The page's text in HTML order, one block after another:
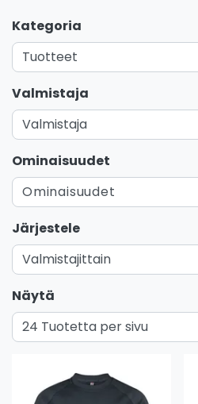
Kategoria
Valmistaja
Ominaisuudet
Ominaisuudet
Järjestele
Näytä